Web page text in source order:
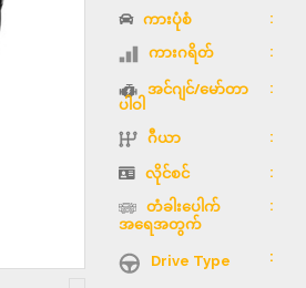
ကားပုံစံ
ကားဂရိတ်
အင်ဂျင်/မော်တာ
ပါဝါ
ဂီယာ
လိုင်စင်
တံခါးပေါက်
အရေအတွက်
Drive Type